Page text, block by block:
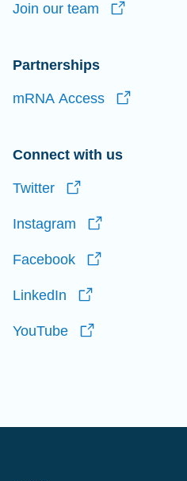
Join our team
Partnerships
mRNA Access
Connect with us
Twitter
Instagram
Facebook
LinkedIn
YouTube